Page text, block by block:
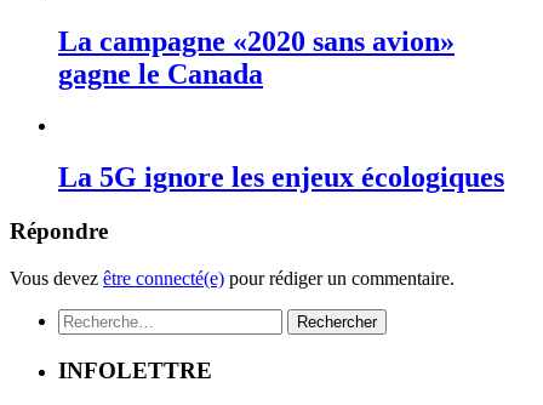
La campagne «2020 sans avion»
gagne le Canada
La 5G ignore les enjeux écologiques
Répondre
Vous devez être connecté(e) pour rédiger un commentaire.
Rechercher :
INFOLETTRE